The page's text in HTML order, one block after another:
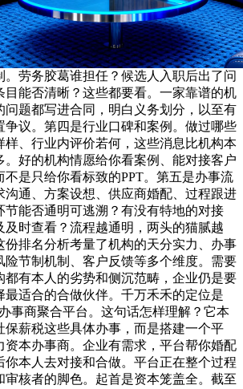
。劳务胶葛谁担任？候选人入职后出了问
目能否清晰？这些都要看。一家靠谱的机
问题都写进合同，明白义务划分，以至有
争议。第四是行业口碑和案例。做过哪些
样、行业内评价若何，这些消息比机构本
。好的机构情愿给你看案例、能对接客户
是只给你看标致的PPT。第五是办事流
沟通、方案设想、供应商婚配、过程跟进
节能否通明可逃溯？有没有特地的对接
及时查看？流程越通明，两头的猫腻越
份排名分析考量了机构的天分实力、办事
险节制机制、客户反馈等多个维度。需要
都有本人的劣势和侧沉范畴，企业仍是要
最适合的合做伙伴。千万禾禾的定位是
事商聚合平台。这句话怎样理解？它本
保薪税这些具体办事，而是搭建一个平
资本办事商。企业有需求，平台帮你婚配
你本人去对接和合做。平台正在整个过程
审核者的脚色。起首是资本笼盖全。截至